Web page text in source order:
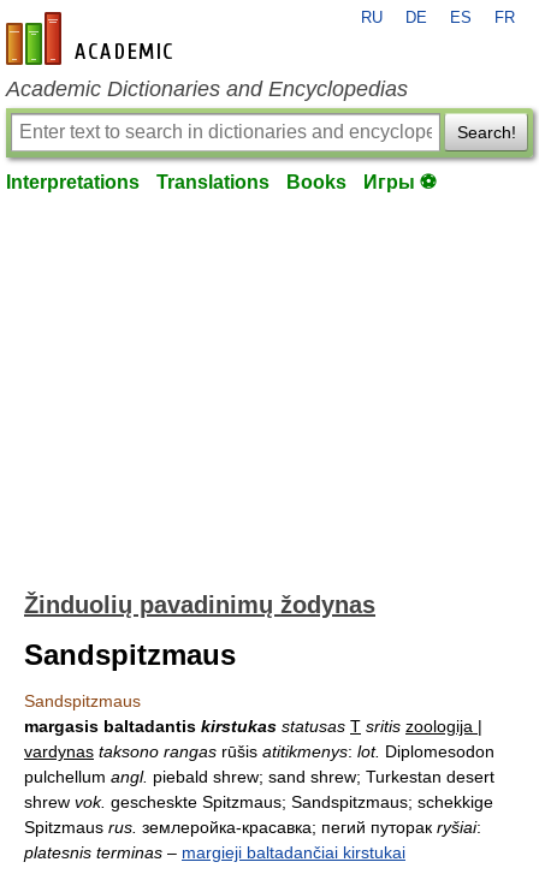
en-academic.com
RU DE ES FR
Academic Dictionaries and Encyclopedias
Search!
Interpretations Translations Books Игры ⚽
Žinduolių pavadinimų žodynas
Sandspitzmaus
Sandspitzmaus
margasis baltadantis kirstukas statusas T sritis zoologija |
vardynas taksono rangas rūšis atitikmenys: lot. Diplomesodon
pulchellum angl. piebald shrew; sand shrew; Turkestan desert
shrew vok. gescheskte Spitzmaus; Sandspitzmaus; schekkige
Spitzmaus rus. землеройка-красавка; пегий путорак ryšiai:
platesnis terminas – margieji baltadančiai kirstukai